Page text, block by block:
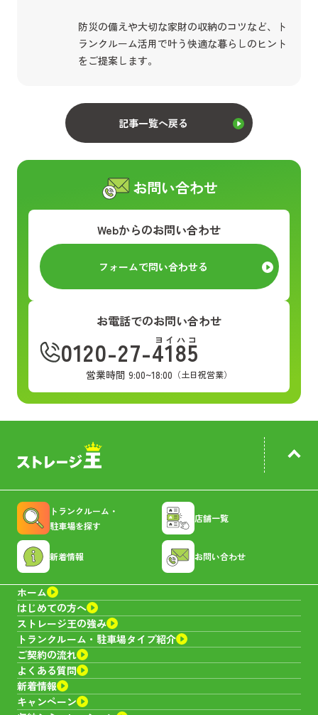
防災の備えや大切な家財の収納のコツなど、ト
ランクルーム活用で叶う快適な暮らしのヒント
をご提案します。
記事一覧へ戻る
お問い合わせ
Webからのお問い合わせ
フォームで問い合わせる
お電話でのお問い合わせ
0120-27-4185
ヨイハコ
営業時間 9:00~18:00 （土日祝営業）
トランクルーム・
駐車場を探す
店舗一覧
新着情報 お問い合わせ
ホーム
はじめての方へ
ストレージ王の強み
トランクルーム・ 駐車場タイプ紹介
ご契約の流れ
よくある質問
新着情報
キャンペーン